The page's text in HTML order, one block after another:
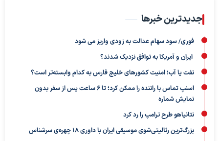
جدیدترین خبرها
فوری/ سود سهام عدالت به زودی واریز می شود
ایران و آمریکا به توافق نزدیک شدند؟
نفت یا آب؛ امنیت کشورهای خلیج فارس به کدام وابسته‌تر است؟
اسنپ تماس با راننده را ممکن کرد؛ تا ۶ ساعت پس از سفر بدون
نمایش شماره
نتانیاهو طرح ترامپ را رد کرد
بزرگ‌ترین رئالیتی‌شوی موسیقی ایران با داوری ۱۸ چهره‌ی سرشناس